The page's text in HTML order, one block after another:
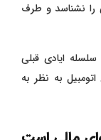
را نشناسد و طرف
سلسله ایادی قبلی
به نظر به